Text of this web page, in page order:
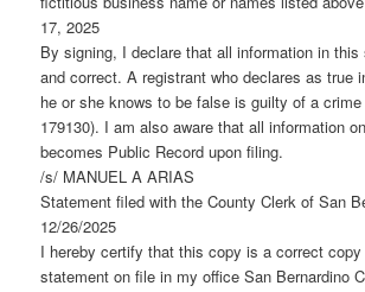
17, 2025
By signing, I declare that all information in
and correct. A registrant who declares as true
he or she knows to be false is guilty of a
179130). I am also aware that all information
becomes Public Record upon filing.
/s/ MANUEL A ARIAS
Statement filed with the County Clerk of San
12/26/2025
I hereby certify that this copy is a correct copy
statement on file in my office San Bernardino